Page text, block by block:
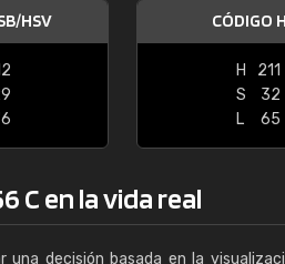
HSV CÓDIGO
H
211
S
32
L
65
C en la vida real
una decisión basada en la